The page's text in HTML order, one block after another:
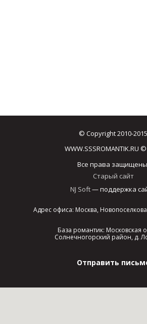
© Copyright 2010-2015
WWW.SSSROMANTIK.RU
Все права
Старый сайт
NJ Soft— поддержка
Адрес офиса: Москва,
База романтик: Московская
Солнечногорский район, д.
Отправить